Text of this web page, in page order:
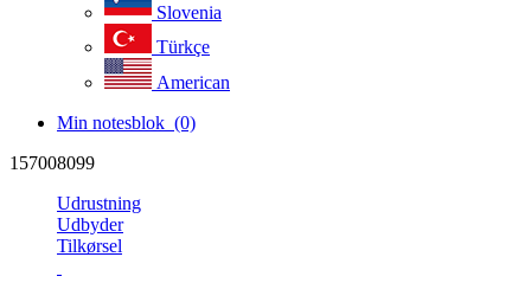
Slovenia
Türkçe
American
Min notesblok (0)
157008099
Udrustning
Udbyder
Tilkørsel